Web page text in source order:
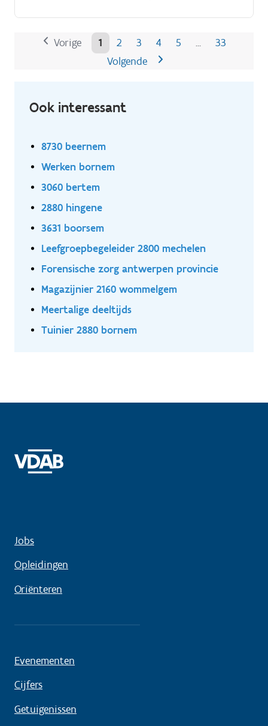
winkel tijdens rustigere momenten,Mee zorgen voor
een nette en verzorgde winkelomgeving.
Vorige 1 2 3 4 5
33
Volgende
Ook interessant
8730 beernem
Werken bornem
3060 bertem
2880 hingene
3631 boorsem
Leefgroepbegeleider 2800 mechelen
Forensische zorg antwerpen provincie
Magazijnier 2160 wommelgem
Meertalige deeltijds
Tuinier 2880 bornem
Jobs
Opleidingen
Oriënteren
Evenementen
Cijfers
Getuigenissen